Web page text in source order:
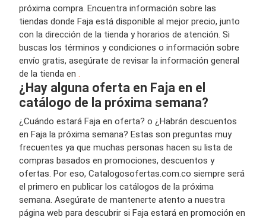
próxima compra. Encuentra información sobre las
tiendas donde Faja está disponible al mejor precio, junto
con la dirección de la tienda y horarios de atención. Si
buscas los términos y condiciones o información sobre
envío gratis, asegúrate de revisar la información general
de la tienda en .
¿Hay alguna oferta en Faja en el
catálogo de la próxima semana?
¿Cuándo estará Faja en oferta? o ¿Habrán descuentos
en Faja la próxima semana? Estas son preguntas muy
frecuentes ya que muchas personas hacen su lista de
compras basados en promociones, descuentos y
ofertas. Por eso, Catalogosofertas.com.co siempre será
el primero en publicar los catálogos de la próxima
semana. Asegúrate de mantenerte atento a nuestra
página web para descubrir si Faja estará en promoción en